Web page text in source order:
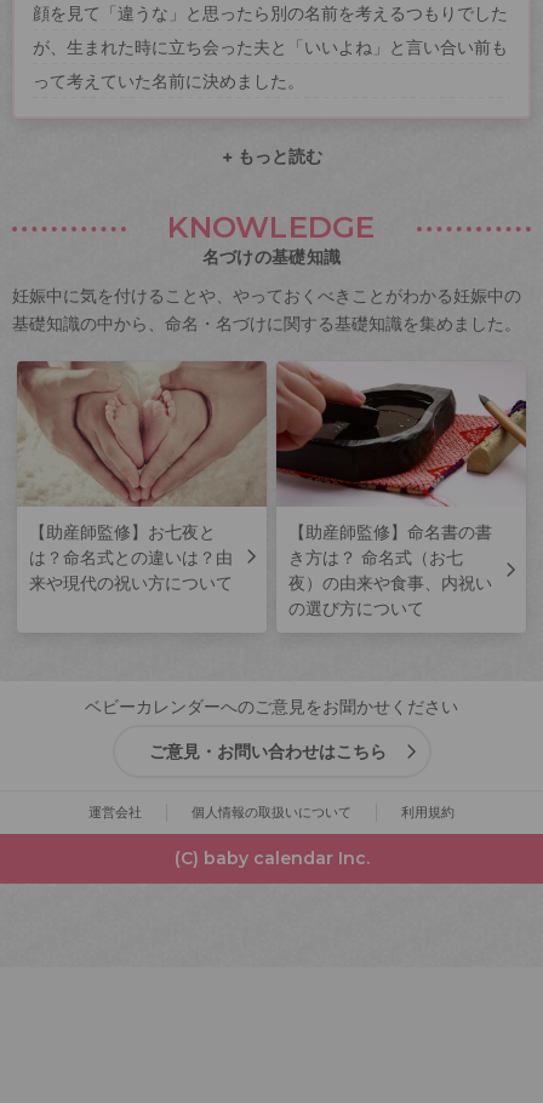
顔を見て「違うな」と思ったら別の名前を考えるつもりでした
が、生まれた時に立ち会った夫と「いいよね」と言い合い前も
って考えていた名前に決めました。
+ もっと読む
KNOWLEDGE
名づけの基礎知識
妊娠中に気を付けることや、やっておくべきことがわかる妊娠中の
基礎知識の中から、命名・名づけに関する基礎知識を集めました。
【助産師監修】お七夜と
は？命名式との違いは？由
来や現代の祝い方について
【助産師監修】命名書の書
き方は？ 命名式（お七
夜）の由来や食事、内祝い
の選び方について
ベビーカレンダーへのご意見をお聞かせください
ご意見・お問い合わせはこちら
運営会社 個人情報の取扱いについて 利用規約
(C) baby calendar Inc.